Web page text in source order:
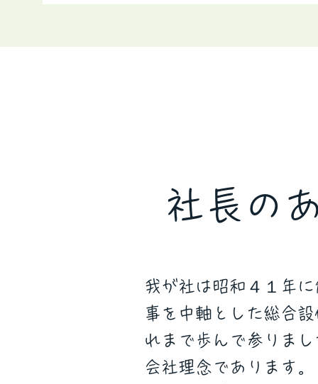
社長の
我が社は昭和４１年
事を中軸とした総合
れまで歩んで参りまし
会社理念であります。